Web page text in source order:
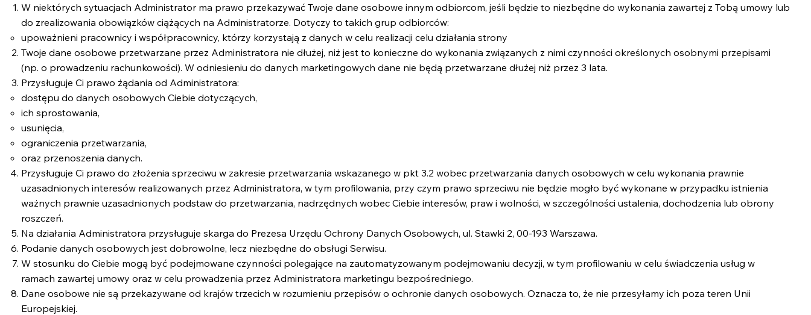
W niektórych sytuacjach Administrator ma prawo przekazywać Twoje dane osobowe innym odbiorcom, jeśli będzie to niezbędne do wykonania zawartej z Tobą umowy lub
do zrealizowania obowiązków ciążących na Administratorze. Dotyczy to takich grup odbiorców:
upoważnieni pracownicy i współpracownicy, którzy korzystają z danych w celu realizacji celu działania strony
Twoje dane osobowe przetwarzane przez Administratora nie dłużej, niż jest to konieczne do wykonania związanych z nimi czynności określonych osobnymi przepisami
(np. o prowadzeniu rachunkowości). W odniesieniu do danych marketingowych dane nie będą przetwarzane dłużej niż przez 3 lata.
Przysługuje Ci prawo żądania od Administratora:
dostępu do danych osobowych Ciebie dotyczących,
ich sprostowania,
usunięcia,
ograniczenia przetwarzania,
oraz przenoszenia danych.
Przysługuje Ci prawo do złożenia sprzeciwu w zakresie przetwarzania wskazanego w pkt 3.2 wobec przetwarzania danych osobowych w celu wykonania prawnie
uzasadnionych interesów realizowanych przez Administratora, w tym profilowania, przy czym prawo sprzeciwu nie będzie mogło być wykonane w przypadku istnienia
ważnych prawnie uzasadnionych podstaw do przetwarzania, nadrzędnych wobec Ciebie interesów, praw i wolności, w szczególności ustalenia, dochodzenia lub obrony
roszczeń.
Na działania Administratora przysługuje skarga do Prezesa Urzędu Ochrony Danych Osobowych, ul. Stawki 2, 00-193 Warszawa.
Podanie danych osobowych jest dobrowolne, lecz niezbędne do obsługi Serwisu.
W stosunku do Ciebie mogą być podejmowane czynności polegające na zautomatyzowanym podejmowaniu decyzji, w tym profilowaniu w celu świadczenia usług w
ramach zawartej umowy oraz w celu prowadzenia przez Administratora marketingu bezpośredniego.
Dane osobowe nie są przekazywane od krajów trzecich w rozumieniu przepisów o ochronie danych osobowych. Oznacza to, że nie przesyłamy ich poza teren Unii
Europejskiej.